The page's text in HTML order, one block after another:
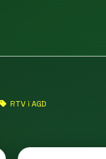
RTV i AGD